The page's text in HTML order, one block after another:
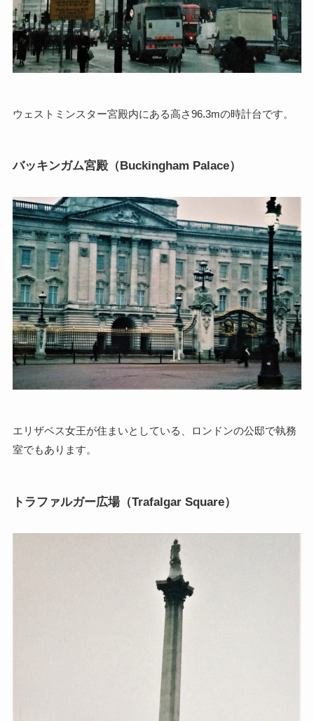
ウェストミンスター宮殿内にある高さ96.3mの時計台です。
バッキンガム宮殿（Buckingham Palace）
エリザベス女王が住まいとしている、ロンドンの公邸で執務
室でもあります。
トラファルガー広場（Trafalgar Square）